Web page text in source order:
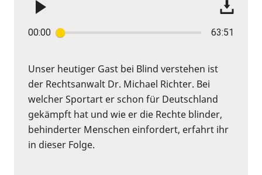
00:00 63:51
Unser heutiger Gast bei Blind verstehen ist
der Rechtsanwalt Dr. Michael Richter. Bei
welcher Sportart er schon für Deutschland
gekämpft hat und wie er die Rechte blinder,
behinderter Menschen einfordert, erfahrt ihr
in dieser Folge.